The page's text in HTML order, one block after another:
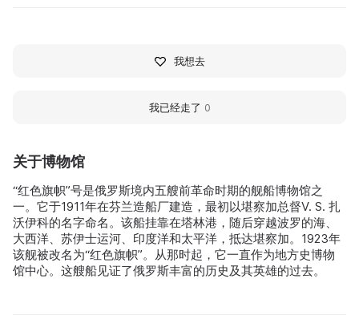
关于博物馆
“红色旗帜”号是俄罗斯境内五艘前革命时期的舰船博物馆之
一。它于1911年在芬兰造船厂建造，最初以堪察加总督V. S. 扎
沃伊科的名字命名。该船挂靠在塔林港，随后穿越波罗的海、
大西洋、苏伊士运河、印度洋和太平洋，抵达堪察加。1923年
该舰被改名为“红色旗帜”。从那时起，它一直作为地方史博物
馆中心。这艘船见证了俄罗斯丰富的历史及其英雄的过去。
我想去
我已经走了 0